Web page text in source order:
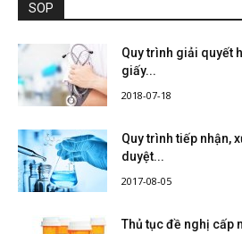
SOP
Quy trình giải quyết
giấy...
2018-07-18
Quy trình tiếp nhận,
duyệt...
2017-08-05
Thủ tục đề nghị cấp